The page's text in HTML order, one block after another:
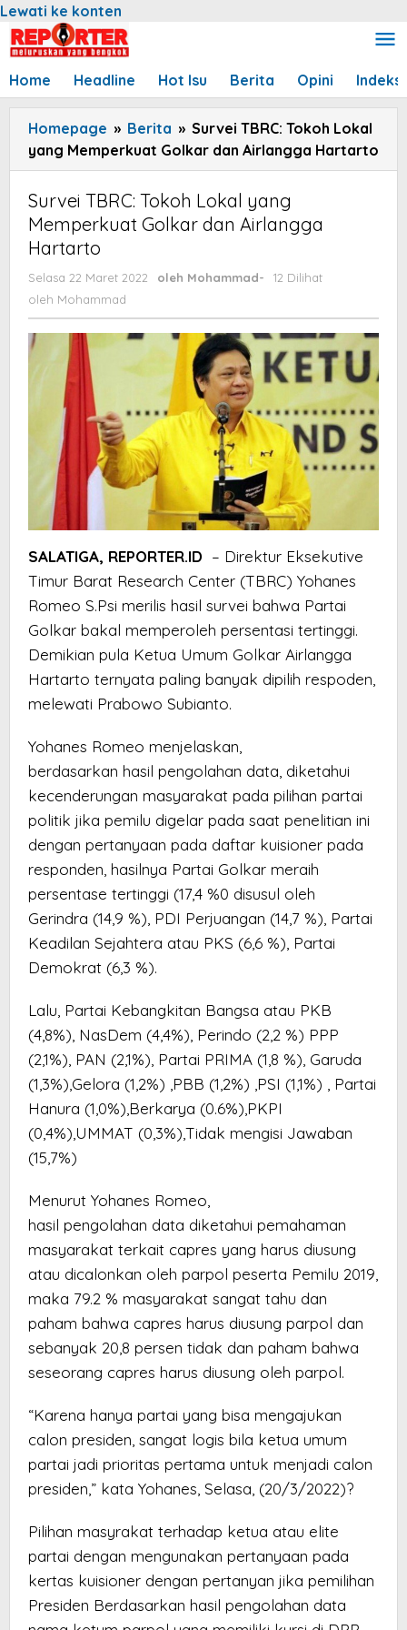
Lewati ke konten
Home Headline Hot Isu Berita Opini Indeks
Homepage » Berita » Survei TBRC: Tokoh Lokal
yang Memperkuat Golkar dan Airlangga Hartarto
Survei TBRC: Tokoh Lokal yang
Memperkuat Golkar dan Airlangga
Hartarto
Selasa 22 Maret 2022 oleh Mohammad-
12 Dilihat
oleh Mohammad
SALATIGA, REPORTER.ID – Direktur Eksekutive
Timur Barat Research Center (TBRC) Yohanes
Romeo S.Psi merilis hasil survei bahwa Partai
Golkar bakal memperoleh persentasi tertinggi.
Demikian pula Ketua Umum Golkar Airlangga
Hartarto ternyata paling banyak dipilih respoden,
melewati Prabowo Subianto.
Yohanes Romeo menjelaskan,
berdasarkan hasil pengolahan data, diketahui
kecenderungan masyarakat pada pilihan partai
politik jika pemilu digelar pada saat penelitian ini
dengan pertanyaan pada daftar kuisioner pada
responden, hasilnya Partai Golkar meraih
persentase tertinggi (17,4 %0 disusul oleh
Gerindra (14,9 %), PDI Perjuangan (14,7 %), Partai
Keadilan Sejahtera atau PKS (6,6 %), Partai
Demokrat (6,3 %).
Lalu, Partai Kebangkitan Bangsa atau PKB
(4,8%), NasDem (4,4%), Perindo (2,2 %) PPP
(2,1%), PAN (2,1%), Partai PRIMA (1,8 %), Garuda
(1,3%),Gelora (1,2%) ,PBB (1,2%) ,PSI (1,1%) , Partai
Hanura (1,0%),Berkarya (0.6%),PKPI
(0,4%),UMMAT (0,3%),Tidak mengisi Jawaban
(15,7%)
Menurut Yohanes Romeo,
hasil pengolahan data diketahui pemahaman
masyarakat terkait capres yang harus diusung
atau dicalonkan oleh parpol peserta Pemilu 2019,
maka 79.2 % masyarakat sangat tahu dan
paham bahwa capres harus diusung parpol dan
sebanyak 20,8 persen tidak dan paham bahwa
seseorang capres harus diusung oleh parpol.
“Karena hanya partai yang bisa mengajukan
calon presiden, sangat logis bila ketua umum
partai jadi prioritas pertama untuk menjadi calon
presiden,” kata Yohanes, Selasa, (20/3/2022)?
Pilihan masyrakat terhadap ketua atau elite
partai dengan mengunakan pertanyaan pada
kertas kuisioner dengan pertanyan jika pemilihan
Presiden Berdasarkan hasil pengolahan data